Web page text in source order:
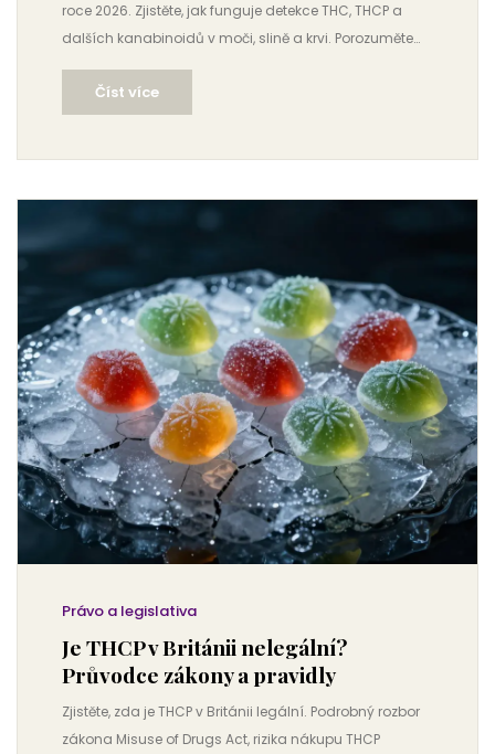
roce 2026. Zjistěte, jak funguje detekce THC, THCP a
dalších kanabinoidů v moči, slině a krvi. Porozuměte
rozdílům mezi skrinovacími a potvrzovacími
metodami.
Číst více
Právo a legislativa
Je THCP v Británii nelegální?
Průvodce zákony a pravidly
Zjistěte, zda je THCP v Británii legální. Podrobný rozbor
zákona Misuse of Drugs Act, rizika nákupu THCP